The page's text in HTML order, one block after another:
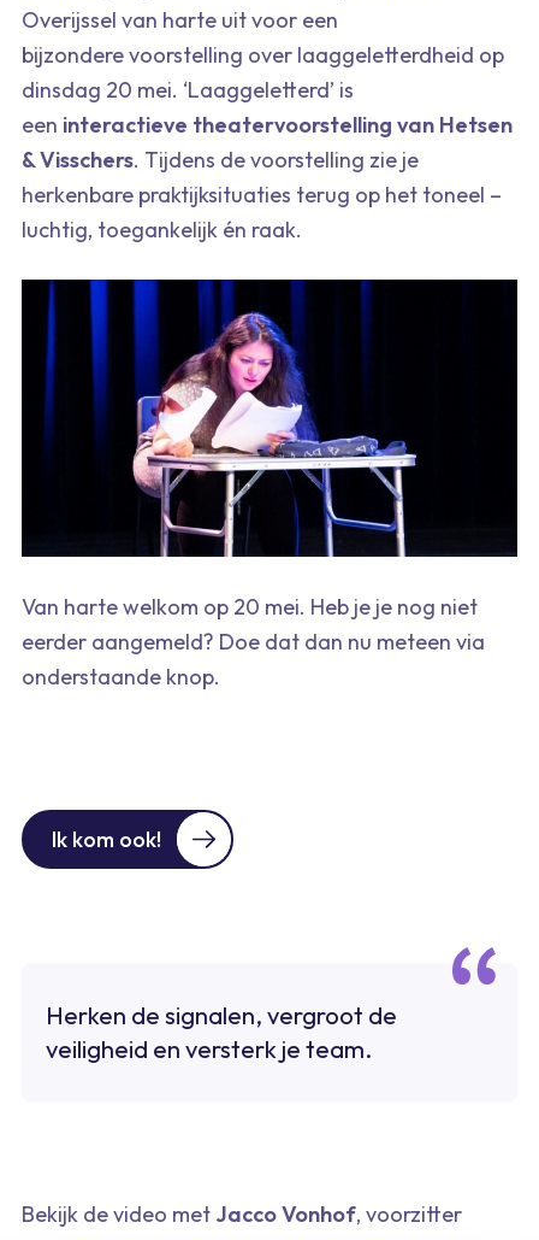
Overijssel van harte uit voor een
bijzondere voorstelling over laaggeletterdheid op
dinsdag 20 mei. ‘Laaggeletterd’ is
een interactieve theatervoorstelling van Hetsen
& Visschers. Tijdens de voorstelling zie je
herkenbare praktijksituaties terug op het toneel –
luchtig, toegankelijk én raak.
Van harte welkom op 20 mei. Heb je je nog niet
eerder aangemeld? Doe dat dan nu meteen via
onderstaande knop.
Ik kom ook!
Herken de signalen, vergroot de
veiligheid en versterk je team.
Bekijk de video met Jacco Vonhof, voorzitter